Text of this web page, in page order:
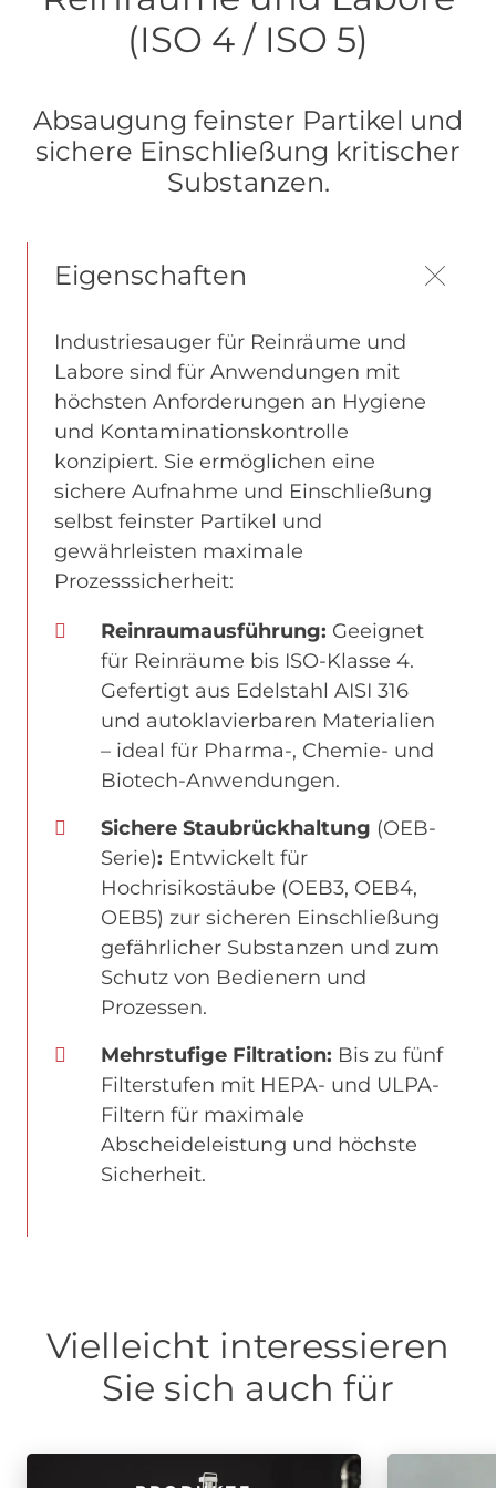
(ISO 4 / ISO 5)
Absaugung feinster Partikel und
sichere Einschließung kritischer
Substanzen.
Eigenschaften
Industriesauger für Reinräume und
Labore sind für Anwendungen mit
höchsten Anforderungen an Hygiene
und Kontaminationskontrolle
konzipiert. Sie ermöglichen eine
sichere Aufnahme und Einschließung
selbst feinster Partikel und
gewährleisten maximale
Prozesssicherheit:
Reinraumausführung: Geeignet
für Reinräume bis ISO-Klasse 4.
Gefertigt aus Edelstahl AISI 316
und autoklavierbaren Materialien
– ideal für Pharma-, Chemie- und
Biotech-Anwendungen.
Sichere Staubrückhaltung (OEB-
Serie): Entwickelt für
Hochrisikostäube (OEB3, OEB4,
OEB5) zur sicheren Einschließung
gefährlicher Substanzen und zum
Schutz von Bedienern und
Prozessen.
Mehrstufige Filtration: Bis zu fünf
Filterstufen mit HEPA- und ULPA-
Filtern für maximale
Abscheideleistung und höchste
Sicherheit.
Vielleicht interessieren
Sie sich auch für
Image